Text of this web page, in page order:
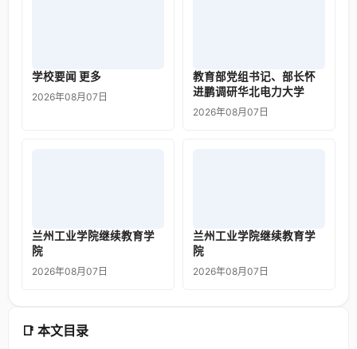
📑 本文目录
学校要闻 更多
2026年08月07日
教育部党组书记、部长怀
进鹏调研华北电力大学
2026年08月07日
兰州工业学院继续教育学
院
2026年08月07日
兰州工业学院继续教育学
院
2026年08月07日